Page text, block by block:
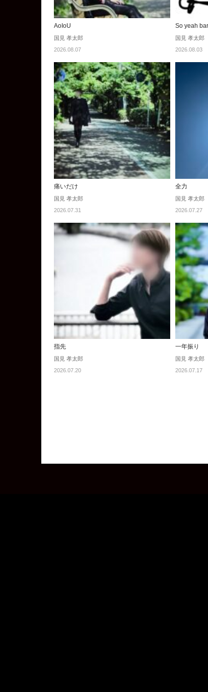
AoIoU
国見 孝太郎
2026.08.07
So yeah bar
国見 孝太郎
2026.08.03
痛いだけ
国見 孝太郎
2026.07.31
全力
国見 孝太郎
2026.07.27
指先
国見 孝太郎
2026.07.20
一年振り
国見 孝太郎
2026.07.17